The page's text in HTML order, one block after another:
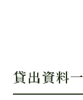
貸出資料